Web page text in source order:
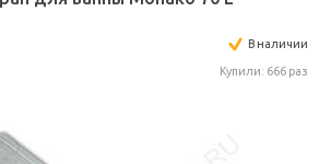
для ванны Монако 70 L